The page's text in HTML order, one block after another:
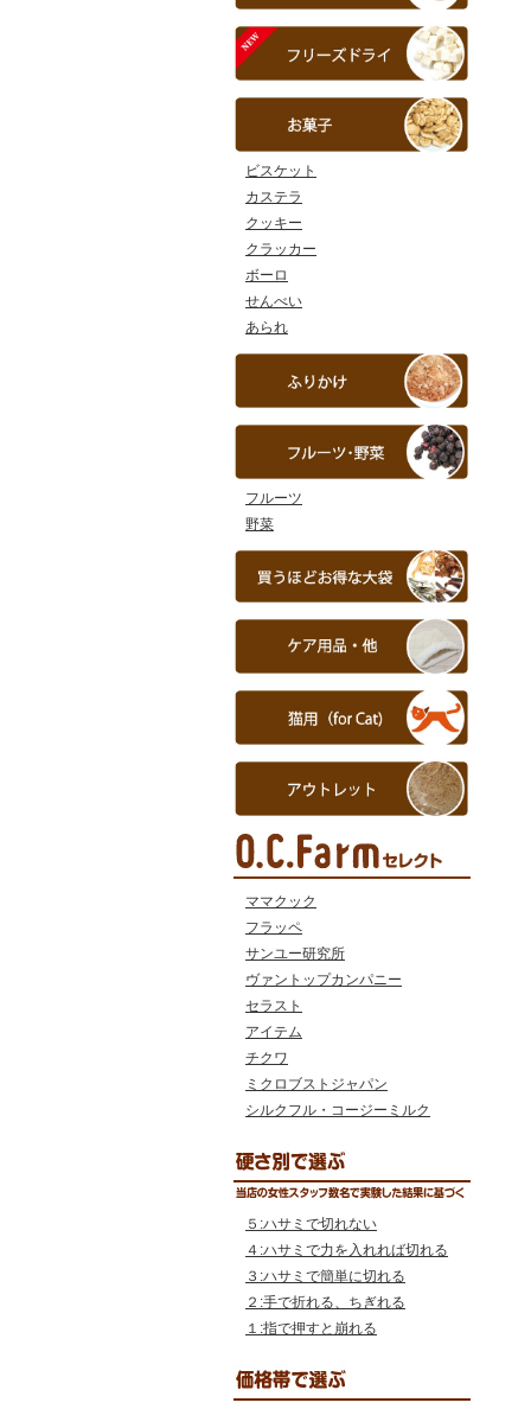
ビスケット
カステラ
クッキー
クラッカー
ボーロ
せんべい
あられ
フルーツ
野菜
ママクック
フラッペ
サンユー研究所
ヴァントップカンパニー
セラスト
アイテム
チクワ
ミクロブストジャパン
シルクフル・コージーミルク
５:ハサミで切れない
４:ハサミで力を入れれば切れる
３:ハサミで簡単に切れる
２:手で折れる、ちぎれる
１:指で押すと崩れる